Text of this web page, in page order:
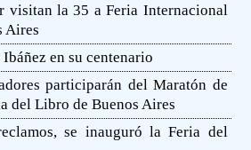
visitan la 35 a Feria Internacional
Aires
en su centenario
participarán del Maratón de
del Libro de Buenos Aires
se inauguró la Feria del